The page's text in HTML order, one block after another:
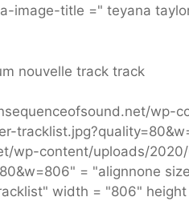
image-title =" teyana
nouvelle track track
wp-
wp-content/uploads/
= "alignnone
width = "806"